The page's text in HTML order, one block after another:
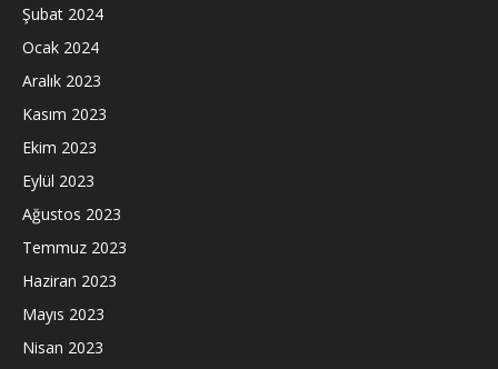
Şubat 2024
Ocak 2024
Aralık 2023
Kasım 2023
Ekim 2023
Eylül 2023
Ağustos 2023
Temmuz 2023
Haziran 2023
Mayıs 2023
Nisan 2023